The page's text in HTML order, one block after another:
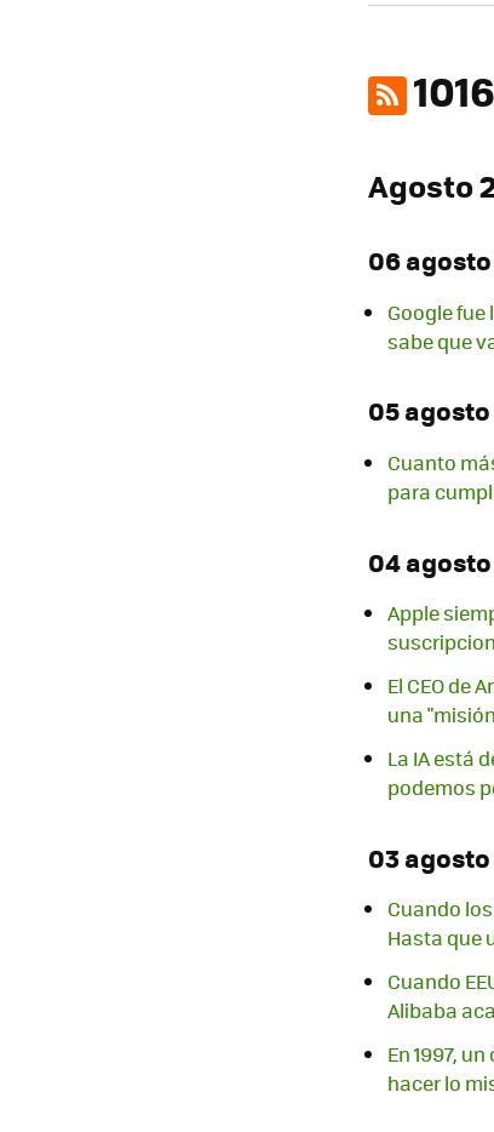
Agosto
06 agosto
Google
sabe que
05 agosto
Cuanto
para
04 agosto
Apple
El CEO de
una
La IA está
podemos
03 agosto
Cuando
Hasta que
Cuando
Alibaba
En 1997,
hacer lo